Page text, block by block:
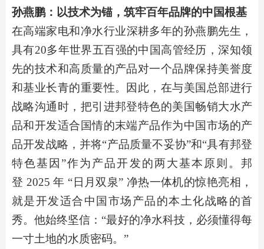
孙燕鹏：以技术为锚，筑牢百年品牌的中国根基
在高端家电和净水行业深耕多年的孙燕鹏先生，
具有20多年世界五百强的中国高管经历，深知领
先的技术和高质量的产品对一个品牌保持美誉度
和基业长青的重要性。因此，在与美国总部进行
战略沟通时，把引进邦登特色的美国畅销大水产
品和开发适合国情的末端产品作为中国市场的产
品开发战略，并将“产品质量不妥协”和“具有邦登
特色基因”作为产品开发的两大基本原则。邦
登 2025年 “日月双泉” 净热一体机的惊艳亮相，
就是开发适合中国市场产品的本土化战略的首
秀。他始终坚信： “最好的净水科技，必须懂得每
一寸土地的水质密码。”